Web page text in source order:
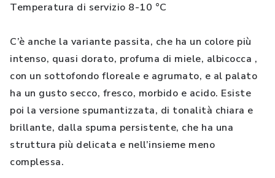
Temperatura di servizio 8-10 °C
C’è anche la variante passita, che ha un colore più
intenso, quasi dorato, profuma di miele, albicocca ,
con un sottofondo floreale e agrumato, e al palato
ha un gusto secco, fresco, morbido e acido. Esiste
poi la versione spumantizzata, di tonalità chiara e
brillante, dalla spuma persistente, che ha una
struttura più delicata e nell’insieme meno
complessa.